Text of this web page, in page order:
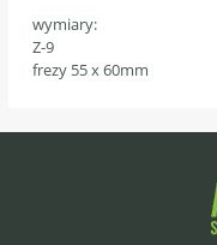
wymiary:
Z-9
frezy 55 x 60mm